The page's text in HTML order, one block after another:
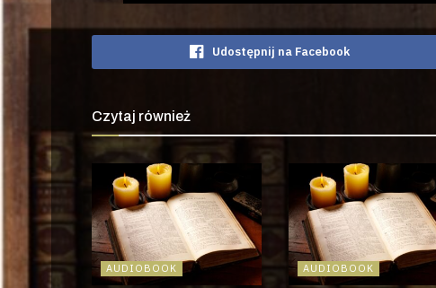
Udostępnij na Facebook
Czytaj również
AUDIOBOOK AUDIOBOOK